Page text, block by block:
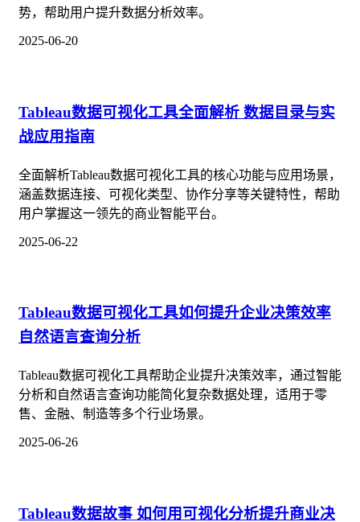
势，帮助用户提升数据分析效率。
2025-06-20
Tableau数据可视化工具全面解析 数据目录与实
战应用指南
全面解析Tableau数据可视化工具的核心功能与应用场景，
涵盖数据连接、可视化类型、协作分享等关键特性，帮助
用户掌握这一领先的商业智能平台。
2025-06-22
Tableau数据可视化工具如何提升企业决策效率
自然语言查询分析
Tableau数据可视化工具帮助企业提升决策效率，通过智能
分析和自然语言查询功能简化复杂数据处理，适用于零
售、金融、制造等多个行业场景。
2025-06-26
Tableau数据故事 如何用可视化分析提升商业决